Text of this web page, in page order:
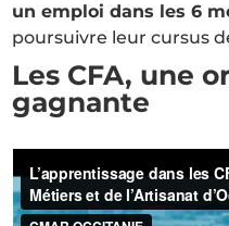
un emploi dans les 6
poursuivre leur cursus
Les CFA, une
gagnante